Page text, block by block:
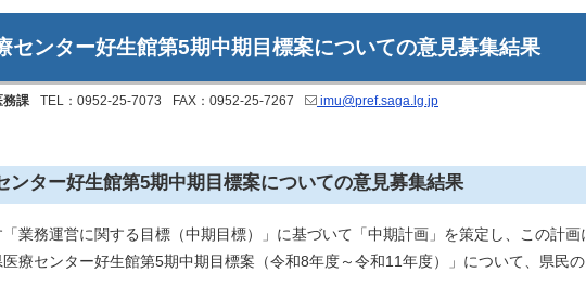
センター好生館第5期中期目標案についての意見募集結果
課 TEL：0952-25-7073 FAX：0952-25-7267 imu@pref.saga.lg.jp
ンター好生館第5期中期目標案についての意見募集結果
業務運営に関する目標（中期目標）」に基づいて「中期計画」を策定し、この計画
療センター好生館第5期中期目標案（令和8年度～令和11年度）」について、県民